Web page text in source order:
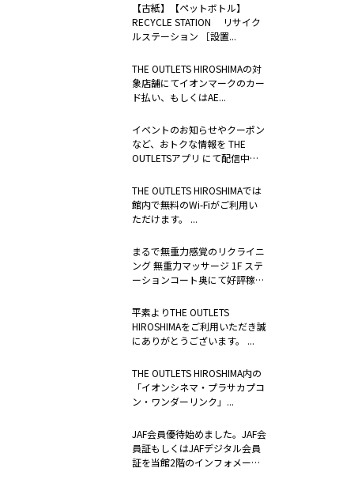
【古紙】【ペットボトル】
RECYCLE STATION リサイク
ルステーション ［設置...
THE OUTLETS HIROSHIMAの対
象店舗にてイオンマークのカー
ド払い、もしくはAE...
イベントのお知らせやクーポン
など、おトクな情報を THE
OUTLETSアプリ にて配信中。
THE OUTLETS HIROSHIMAでは
館内で無料のWi-Fiがご利用い
ただけます。 ...
まるで無重力感覚のリクライニ
ング 無重力マッサージ 1F ステ
ーションコート奥にて好評稼
平素よりTHE OUTLETS
HIROSHIMAをご利用いただき誠
にありがとうございます。 ...
THE OUTLETS HIROSHIMA内の
「イオンシネマ・プラサカプコ
ン・ワンダーリンク」...
JAF会員優待始めました。JAF会
員証もしくはJAFデジタル会員
証を当館2階のインフォメーシ